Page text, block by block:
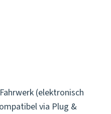
(elektronisch
via Plug &